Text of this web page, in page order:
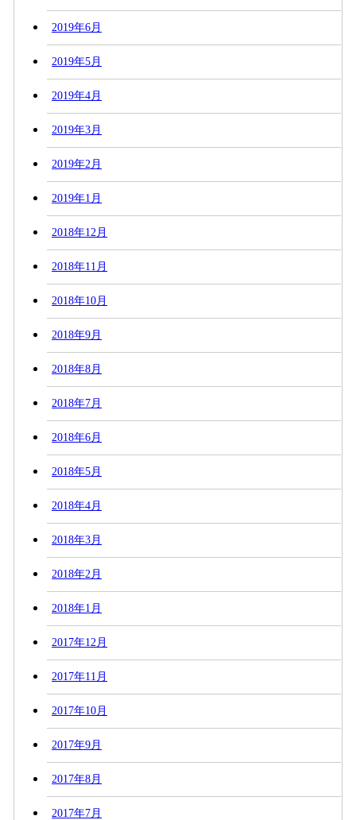
2019年6月
2019年5月
2019年4月
2019年3月
2019年2月
2019年1月
2018年12月
2018年11月
2018年10月
2018年9月
2018年8月
2018年7月
2018年6月
2018年5月
2018年4月
2018年3月
2018年2月
2018年1月
2017年12月
2017年11月
2017年10月
2017年9月
2017年8月
2017年7月